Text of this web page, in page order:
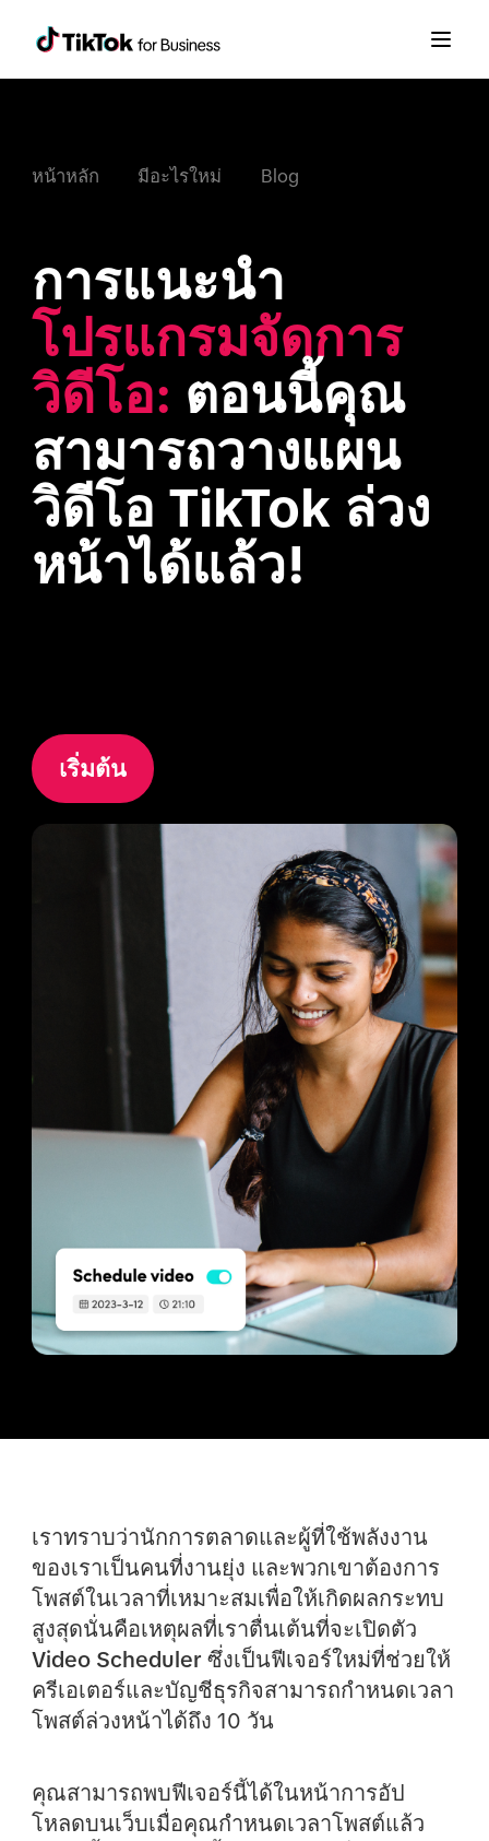
หน้าหลัก มีอะไรใหม่ Blog
โปรแกรมจัดการ
วิดีโอ: ตอนนี้คุณ
สามารถวางแผน
วิดีโอ TikTok ล่วง
หน้าได้แล้ว!
เริ่มต้น
เราทราบว่านักการตลาดและผู้ที่ใช้พลังงาน
ของเราเป็นคนที่งานยุ่ง และพวกเขาต้องการ
โพสต์ในเวลาที่เหมาะสมเพื่อให้เกิดผลกระทบ
สูงสุดนั่นคือเหตุผลที่เราตื่นเต้นที่จะเปิดตัว
Video Scheduler ซึ่งเป็นฟีเจอร์ใหม่ที่ช่วยให้
ครีเอเตอร์และบัญชีธุรกิจสามารถกำหนดเวลา
โพสต์ล่วงหน้าได้ถึง 10 วัน
คุณสามารถพบฟีเจอร์นี้ได้ในหน้าการอัป
โหลดบนเว็บเมื่อคุณกำหนดเวลาโพสต์แล้ว